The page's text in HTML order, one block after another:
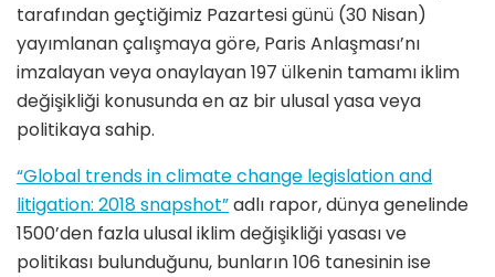
tarafından geçtiğimiz Pazartesi günü (30 Nisan)
yayımlanan çalışmaya göre, Paris Anlaşması’nı
imzalayan veya onaylayan 197 ülkenin tamamı iklim
değişikliği konusunda en az bir ulusal yasa veya
politikaya sahip.
“Global trends in climate change legislation and
litigation: 2018 snapshot”adlı rapor, dünya genelinde
1500’den fazla ulusal iklim değişikliği yasası ve
politikası bulunduğunu, bunların 106 tanesinin ise